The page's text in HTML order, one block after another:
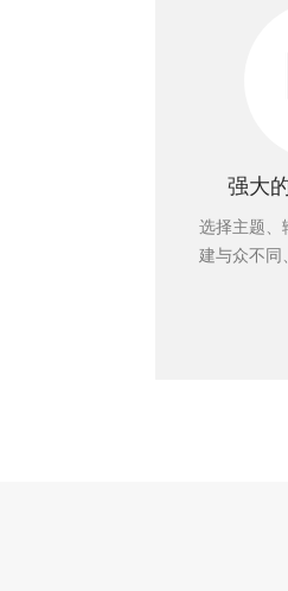
强大
选择主题、
建与众不同